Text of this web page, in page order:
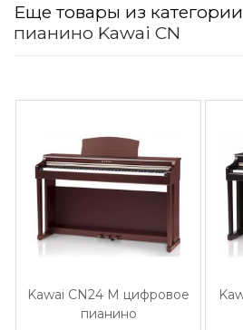
Еще товары из категории
пианино Kawai CN
Kawai CN24 M цифровое
пианино